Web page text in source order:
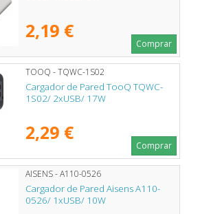
2,19 €
Comprar
TOOQ - TQWC-1S02
Cargador de Pared TooQ TQWC-
1S02/ 2xUSB/ 17W
2,29 €
Comprar
AISENS - A110-0526
Cargador de Pared Aisens A110-
0526/ 1xUSB/ 10W